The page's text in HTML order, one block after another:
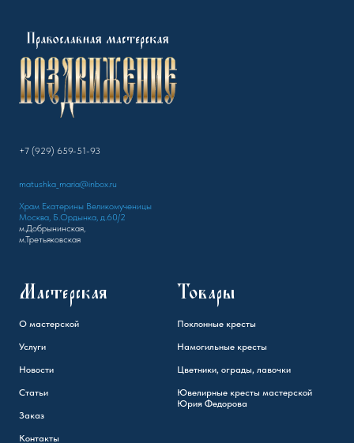
+7 (929) 659-51-93
matushka_maria@inbox.ru
Храм Екатерины Великомученицы
Москва, Б.Ордынка, д.60/2
м.Добрынинская,
м.Третьяковская
Мастерская
О мастерской
Услуги
Новости
Статьи
Заказ
Контакты
Товары
Поклонные кресты
Намогильные кресты
Цветники, ограды, лавочки
Ювелирные кресты мастерской
Юрия Федорова